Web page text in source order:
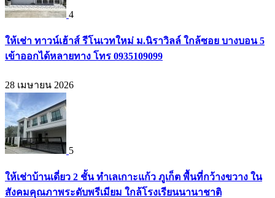
4
ให้เช่า ทาวน์เฮ้าส์ รีโนเวทใหม่ ม.นิราวิลล์ ใกล้ซอย บางบอน 5
เข้าออกได้หลายทาง โทร 0935109099
28 เมษายน 2026
5
ให้เช่าบ้านเดี่ยว 2 ชั้น ทำเลเกาะแก้ว ภูเก็ต พื้นที่กว้างขวาง ใน
สังคมคุณภาพระดับพรีเมียม ใกล้โรงเรียนนานาชาติ